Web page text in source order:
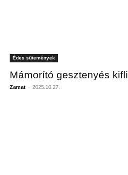
Édes sütemények
Mámorító gesztenyés kifli
Zamat - 2025.10.27.